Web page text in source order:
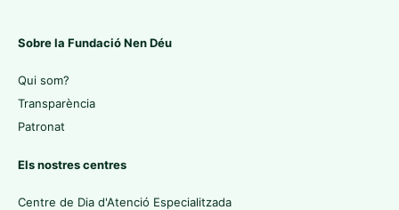
Sobre la Fundació Nen Déu
Qui som?
Transparència
Patronat
Els nostres centres
Centre de Dia d'Atenció Especialitzada